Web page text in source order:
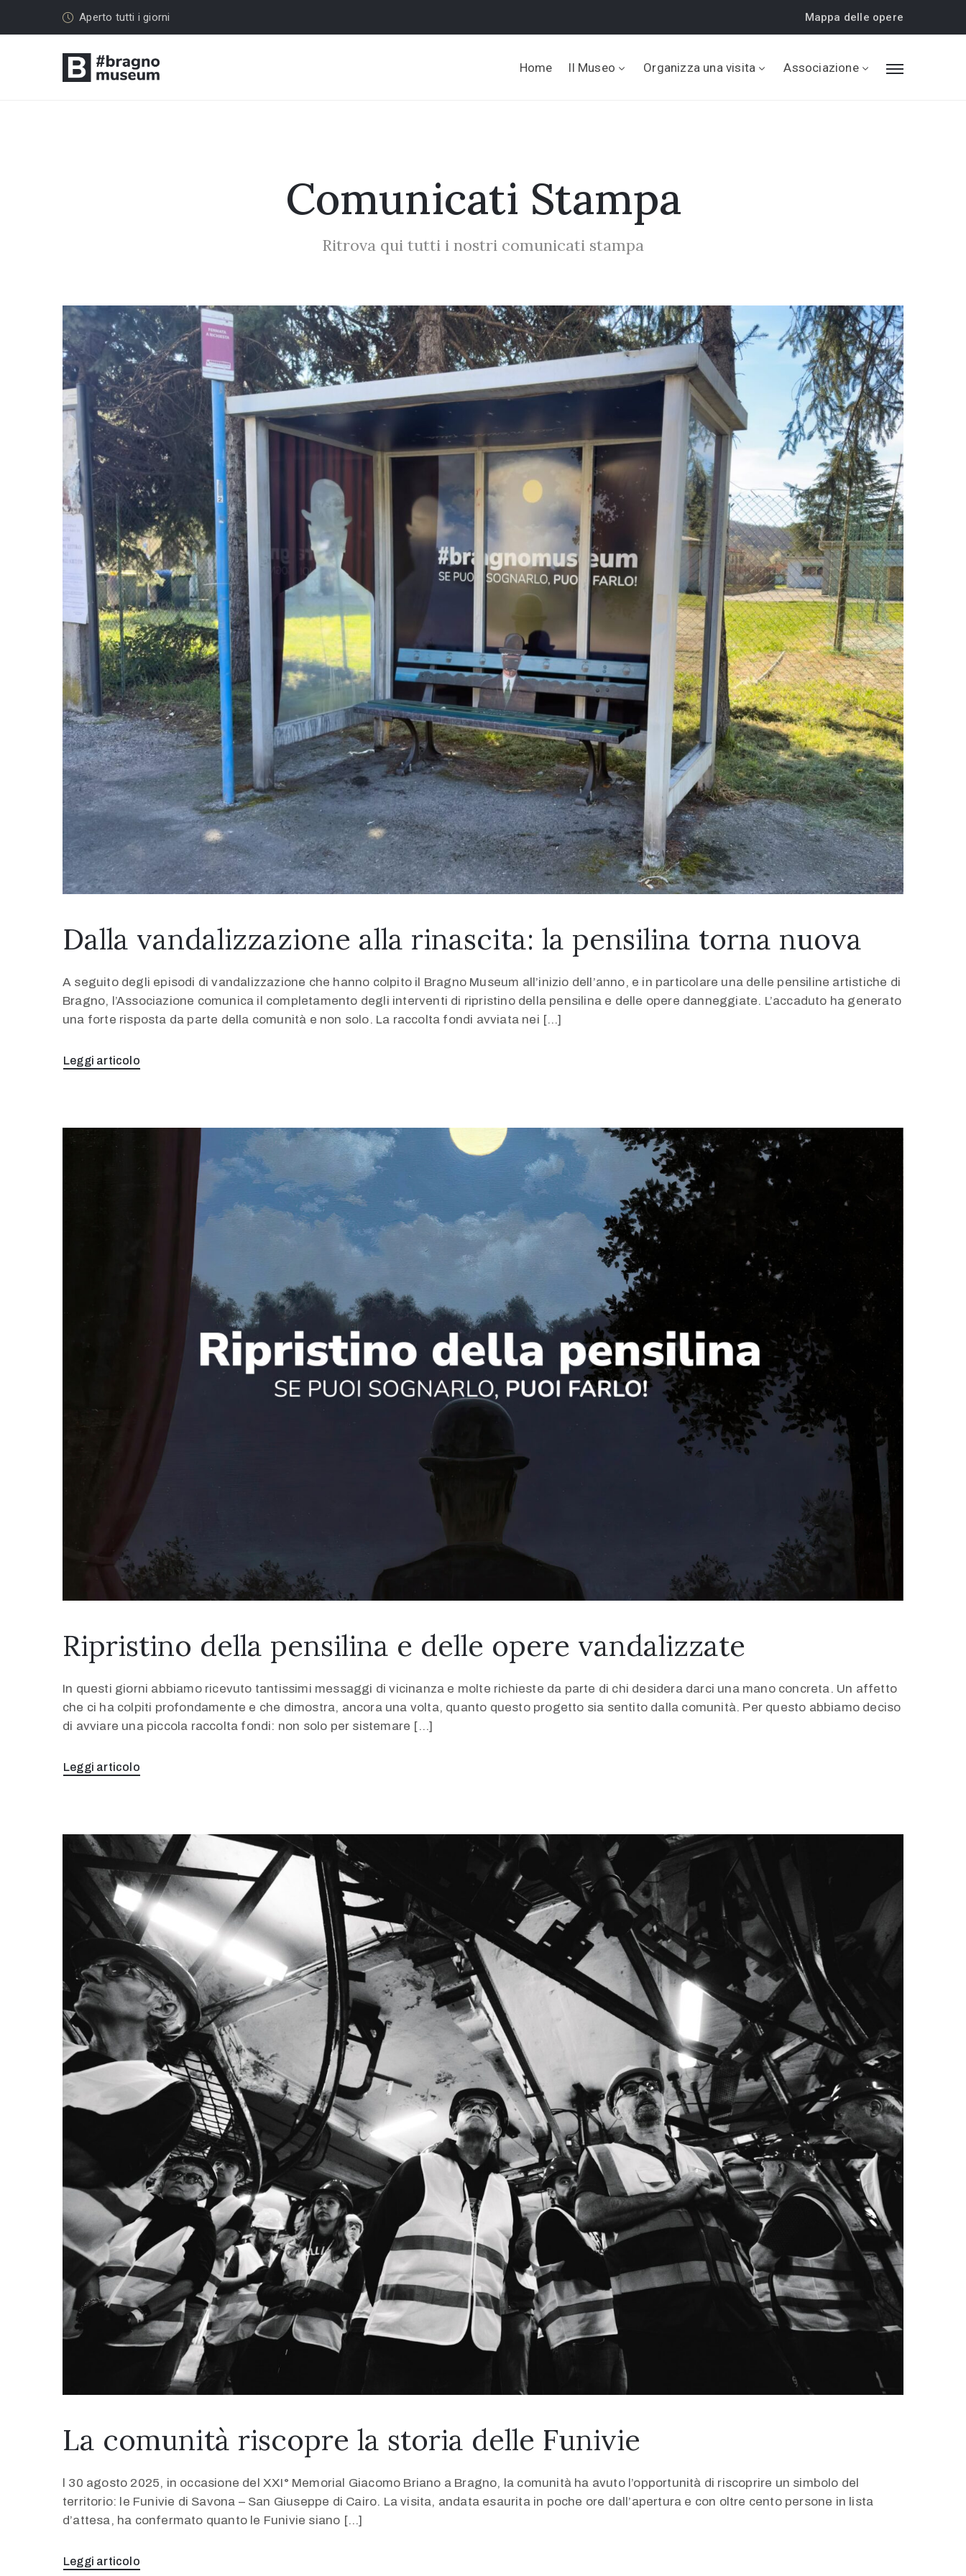
Aperto tutti i giorni Mappa delle opere
Home Il Museo Organizza una visita Associazione
Comunicati Stampa
Ritrova qui tutti i nostri comunicati stampa
Dalla vandalizzazione alla rinascita: la pensilina torna nuova
A seguito degli episodi di vandalizzazione che hanno colpito il Bragno Museum all’inizio dell’anno, e in particolare una delle pensiline artistiche di
Bragno, l’Associazione comunica il completamento degli interventi di ripristino della pensilina e delle opere danneggiate. L’accaduto ha generato
una forte risposta da parte della comunità e non solo. La raccolta fondi avviata nei […]
Leggi articolo
Ripristino della pensilina e delle opere vandalizzate
In questi giorni abbiamo ricevuto tantissimi messaggi di vicinanza e molte richieste da parte di chi desidera darci una mano concreta. Un affetto
che ci ha colpiti profondamente e che dimostra, ancora una volta, quanto questo progetto sia sentito dalla comunità. Per questo abbiamo deciso
di avviare una piccola raccolta fondi: non solo per sistemare […]
Leggi articolo
La comunità riscopre la storia delle Funivie
l 30 agosto 2025, in occasione del XXI° Memorial Giacomo Briano a Bragno, la comunità ha avuto l’opportunità di riscoprire un simbolo del
territorio: le Funivie di Savona – San Giuseppe di Cairo. La visita, andata esaurita in poche ore dall’apertura e con oltre cento persone in lista
d’attesa, ha confermato quanto le Funivie siano […]
Leggi articolo